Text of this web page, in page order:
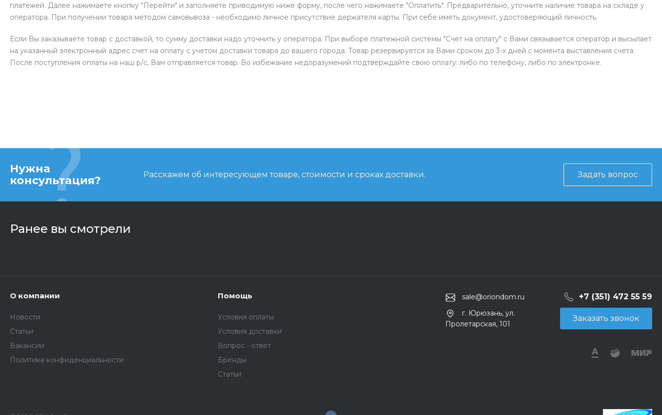
платежей. Далее нажимаете кнопку "Перейти" и заполняете приводимую ниже форму, после чего нажимаете "Оплатить". Предварительно, уточните наличие товара на складе у
оператора. При получении товара методом самовывоза - необходимо личное присутствие держателя карты. При себе иметь документ, удостоверяющий личность.
Если Вы заказываете товар с доставкой, то сумму доставки надо уточнить у оператора. При выборе платежной системы "Счет на оплату" с Вами связывается оператор и высылает
на указанный электронный адрес счет на оплату с учетом доставки товара до вашего города. Товар резервируется за Вами сроком до 3-х дней с момента выставления счета.
После поступления оплаты на наш р/с, Вам отправляется товар. Во избежание недоразумений подтверждайте свою оплату: либо по телефону, либо по электронке.
Нужна
консультация?
Расскажем об интересующем товаре, стоимости и сроках доставки. Задать вопрос
Ранее вы смотрели
О компании
Новости
Статьи
Вакансии
Политика конфиденциальности
Помощь
Условия оплаты
Условия доставки
Вопрос - ответ
Бренды
Статьи
sale@oriondom.ru +7 (351) 472 55 59
г. Юрюзань, ул.
Пролетарская, 101
Заказать звонок